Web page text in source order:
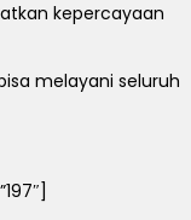
kepercayaan
melayani seluruh